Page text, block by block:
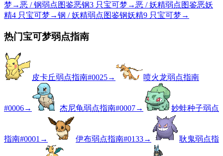
梦→恶 / 钢弱点图鉴恶钢3 只宝可梦→恶 / 妖精弱点图鉴恶妖
精4 只宝可梦→钢 / 妖精弱点图鉴钢妖精9 只宝可梦→
热门宝可梦弱点指南
皮卡丘弱点指南#0025→ 喷火龙弱点指南
#0006→ 杰尼龟弱点指南#0007→ 妙蛙种子弱点
指南#0001 → 伊布弱点指南#0133→ 耿鬼弱点指